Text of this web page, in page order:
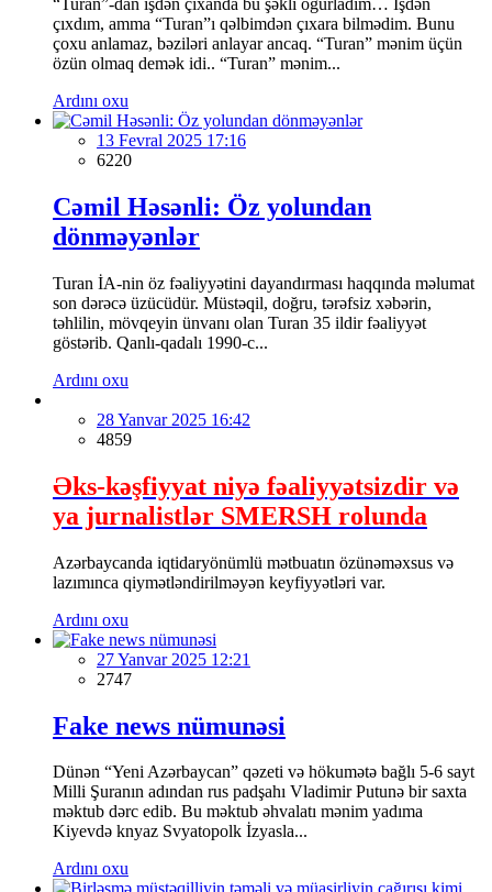
“Turan”-dan işdən çıxanda bu şəkli oğurladım… İşdən
çıxdım, amma “Turan”ı qəlbimdən çıxara bilmədim. Bunu
çoxu anlamaz, bəziləri anlayar ancaq. “Turan” mənim üçün
özün olmaq demək idi.. “Turan” mənim...
Ardını oxu
13 Fevral 2025 17:16
6220
Cəmil Həsənli: Öz yolundan
dönməyənlər
Turan İA-nin öz fəaliyyətini dayandırması haqqında məlumat
son dərəcə üzücüdür. Müstəqil, doğru, tərəfsiz xəbərin,
təhlilin, mövqeyin ünvanı olan Turan 35 ildir fəaliyyət
göstərib. Qanlı-qadalı 1990-c...
Ardını oxu
28 Yanvar 2025 16:42
4859
Əks-kəşfiyyat niyə fəaliyyətsizdir və
ya jurnalistlər SMERSH rolunda
Azərbaycanda iqtidaryönümlü mətbuatın özünəməxsus və
lazımınca qiymətləndirilməyən keyfiyyətləri var.
Ardını oxu
27 Yanvar 2025 12:21
2747
Fake news nümunəsi
Dünən “Yeni Azərbaycan” qəzeti və hökumətə bağlı 5-6 sayt
Milli Şuranın adından rus padşahı Vladimir Putunə bir saxta
məktub dərc edib. Bu məktub əhvalatı mənim yadıma
Kiyevdə knyaz Svyatopolk İzyasla...
Ardını oxu